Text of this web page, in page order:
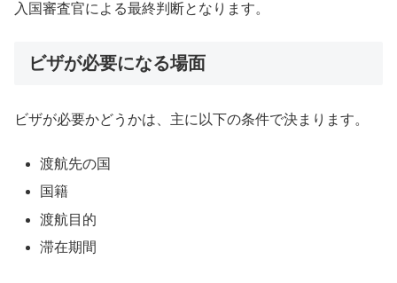
入国審査官による最終判断となります。
ビザが必要になる場面
ビザが必要かどうかは、主に以下の条件で決まります。
渡航先の国
国籍
渡航目的
滞在期間